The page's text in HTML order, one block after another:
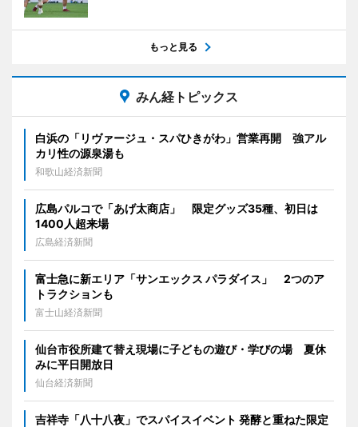
もっと見る
みん経トピックス
白浜の「リヴァージュ・スパひきがわ」営業再開 強アル
カリ性の源泉湯も
和歌山経済新聞
広島パルコで「あげ太商店」 限定グッズ35種、初日は
1400人超来場
広島経済新聞
富士急に新エリア「サンエックス パラダイス」 2つのア
トラクションも
富士山経済新聞
仙台市役所建て替え現場に子どもの遊び・学びの場 夏休
みに平日開放日
仙台経済新聞
吉祥寺「八十八夜」でスパイスイベント 発酵と重ねた限定